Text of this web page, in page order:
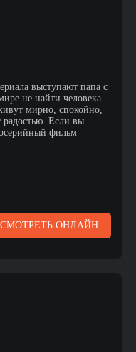
выступают папа с
не найти человека
мирно, спокойно,
Если вы
фильм
СМОТРЕТЬ ОНЛАЙН